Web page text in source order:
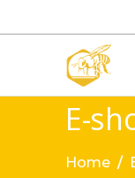
E-
Home /